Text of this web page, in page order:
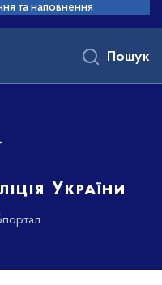
та наповнення
України
Пошук